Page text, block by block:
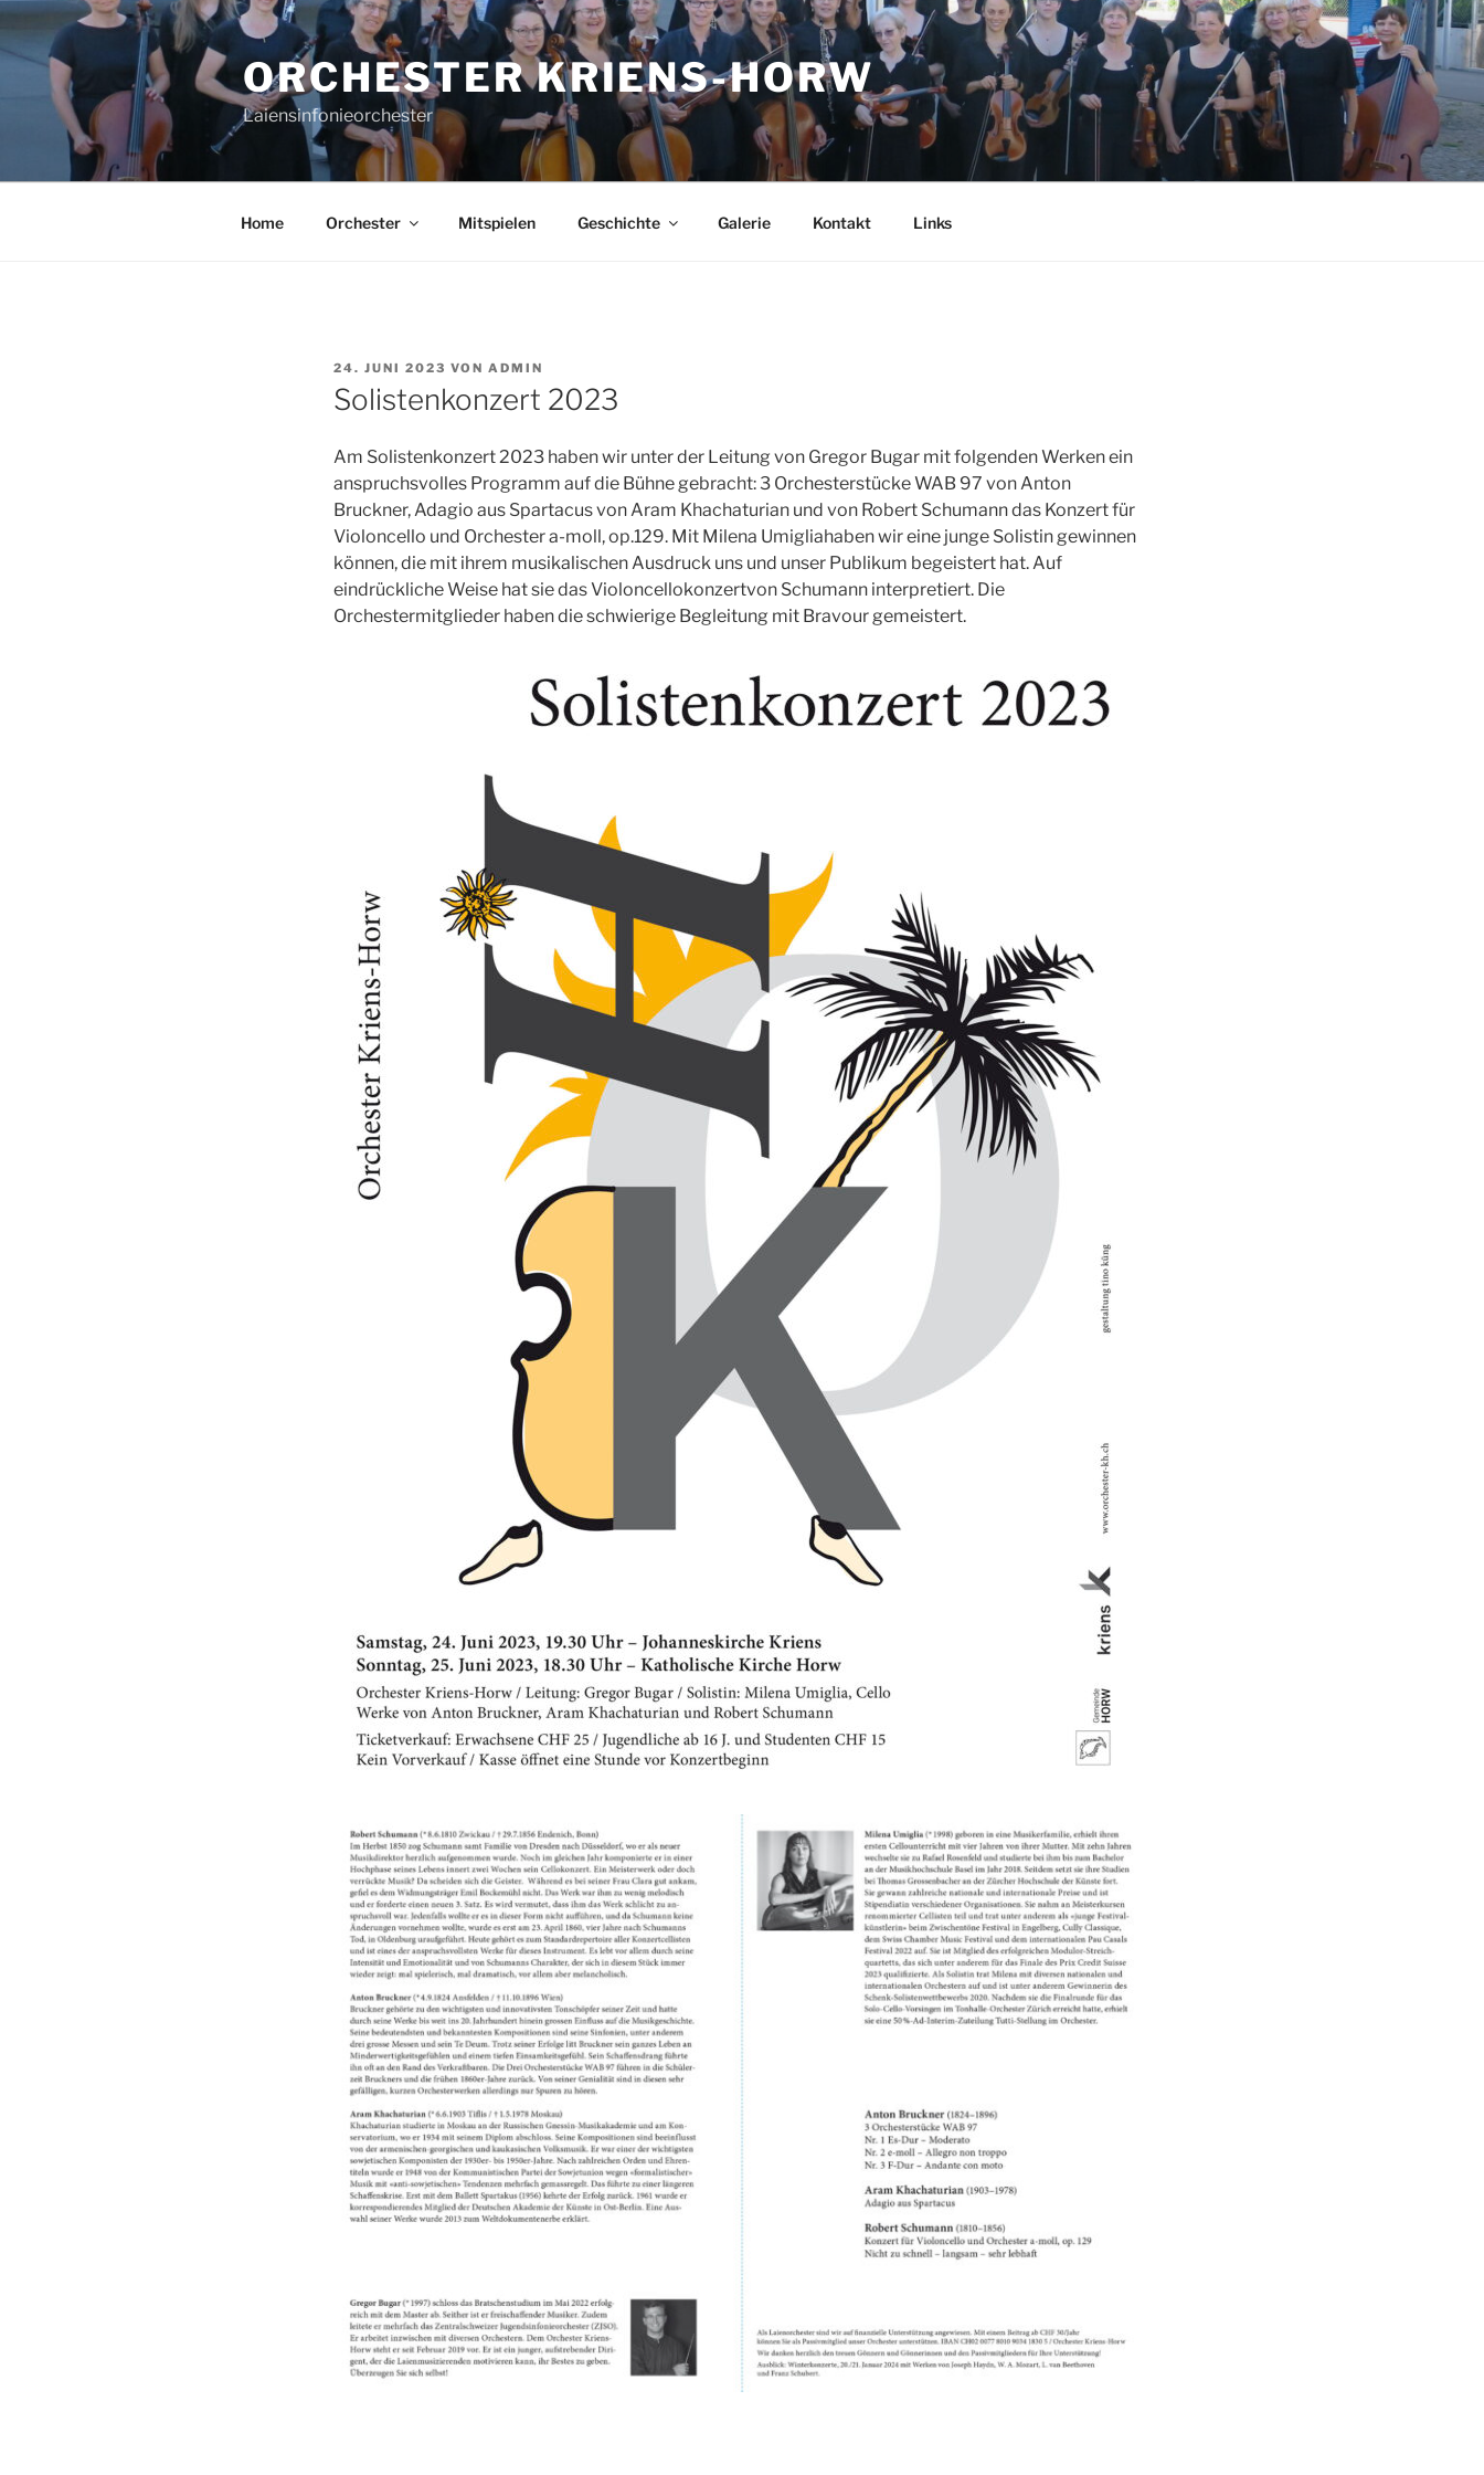
Zum
Inhalt
springen
ORCHESTER KRIENS-HORW
Laiensinfonieorchester
Home Orchester Mitspielen Geschichte Galerie Kontakt Links
VERÖFFENTLICHT
AM
24. JUNI 2023 VON ADMIN
Solistenkonzert 2023
Am Solistenkonzert 2023 haben wir unter der Leitung von Gregor Bugar mit folgenden Werken ein
anspruchsvolles Programm auf die Bühne gebracht: 3 Orchesterstücke WAB 97 von Anton
Bruckner, Adagio aus Spartacus von Aram Khachaturian und von Robert Schumann das Konzert für
Violoncello und Orchester a-moll, op.129. Mit Milena Umigliahaben wir eine junge Solistin gewinnen
können, die mit ihrem musikalischen Ausdruck uns und unser Publikum begeistert hat. Auf
eindrückliche Weise hat sie das Violoncellokonzertvon Schumann interpretiert. Die
Orchestermitglieder haben die schwierige Begleitung mit Bravour gemeistert.